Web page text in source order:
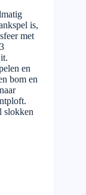
is,
met
en
bom en
slokken